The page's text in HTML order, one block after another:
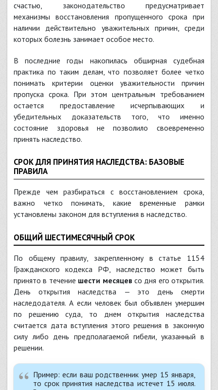
счастью, законодательство предусматривает
механизмы восстановления пропущенного срока при
наличии действительно уважительных причин, среди
которых болезнь занимает особое место.
В последние годы накопилась обширная судебная
практика по таким делам, что позволяет более четко
понимать критерии оценки уважительности причин
пропуска срока. При этом центральным требованием
остается предоставление исчерпывающих и
убедительных доказательств того, что именно
состояние здоровья не позволило своевременно
принять наследство.
СРОК ДЛЯ ПРИНЯТИЯ НАСЛЕДСТВА: БАЗОВЫЕ
ПРАВИЛА
Прежде чем разбираться с восстановлением срока,
важно четко понимать, какие временные рамки
установлены законом для вступления в наследство.
ОБЩИЙ ШЕСТИМЕСЯЧНЫЙ СРОК
По общему правилу, закрепленному в статье 1154
Гражданского кодекса РФ, наследство может быть
принято в течение шести месяцев со дня его открытия.
День открытия наследства — это день смерти
наследодателя. А если человек был объявлен умершим
по решению суда, то днем открытия наследства
считается дата вступления этого решения в законную
силу либо день предполагаемой гибели, указанный в
решении.
Пример: если ваш родственник умер 15 января,
то срок принятия наследства истечет 15 июля.